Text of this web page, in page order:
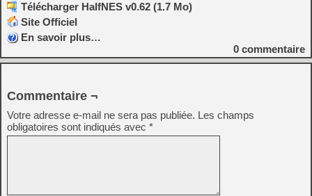
Télécharger HalfNES v0.62 (1.7 Mo)
Site Officiel
En savoir plus…
0 commentaire
Commentaire ¬
Votre adresse e-mail ne sera pas publiée. Les champs
obligatoires sont indiqués avec *